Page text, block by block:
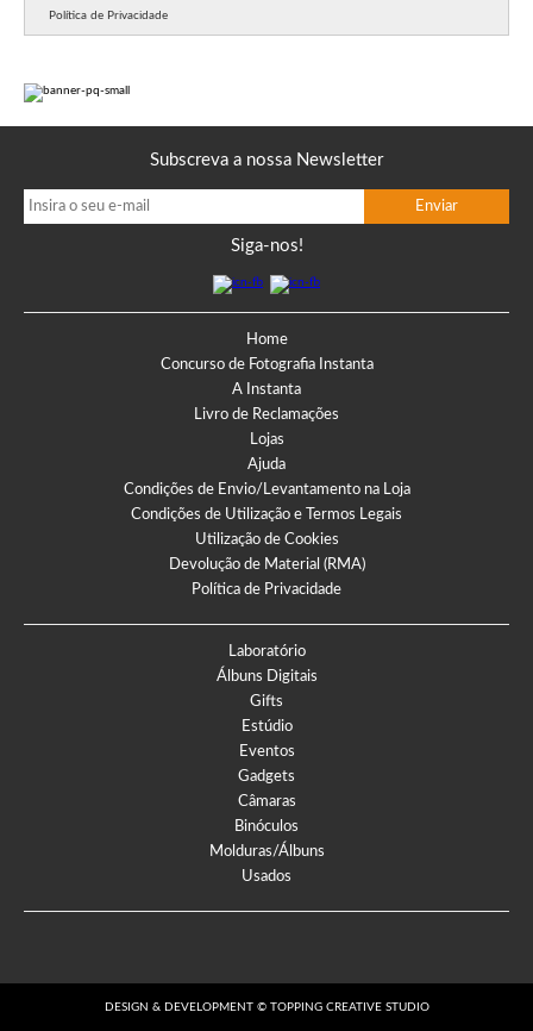
Política de Privacidade
Subscreva a nossa Newsletter
Siga-nos!
Home
Concurso de Fotografia Instanta
A Instanta
Livro de Reclamações
Lojas
Ajuda
Condições de Envio/Levantamento na Loja
Condições de Utilização e Termos Legais
Utilização de Cookies
Devolução de Material (RMA)
Política de Privacidade
Laboratório
Álbuns Digitais
Gifts
Estúdio
Eventos
Gadgets
Câmaras
Binóculos
Molduras/Álbuns
Usados
DESIGN & DEVELOPMENT © TOPPING CREATIVE STUDIO